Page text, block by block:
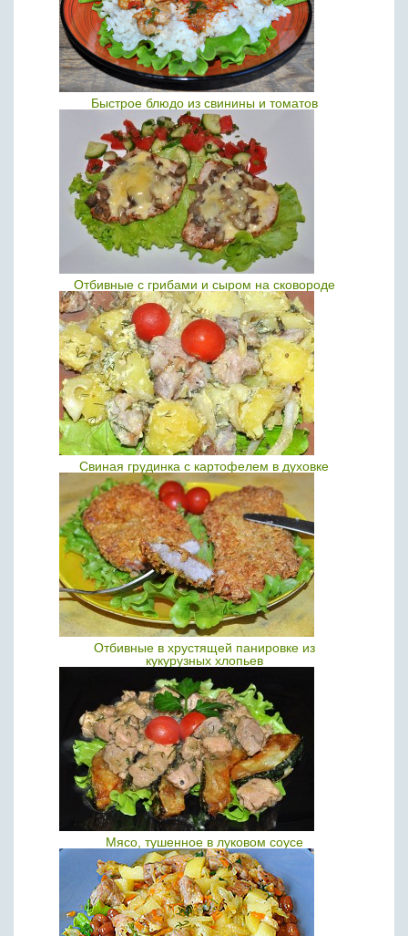
Быстрое блюдо из свинины и томатов
Отбивные с грибами и сыром на сковороде
Свиная грудинка с картофелем в духовке
Отбивные в хрустящей панировке из
кукурузных хлопьев
Мясо, тушенное в луковом соусе